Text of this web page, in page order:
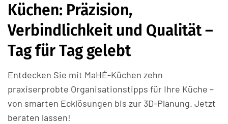
Küchen: Präzision,
Verbindlichkeit und Qualität –
Tag für Tag gelebt
Entdecken Sie mit MaHÉ-Küchen zehn
praxiserprobte Organisationstipps für Ihre Küche –
von smarten Ecklösungen bis zur 3D-Planung. Jetzt
beraten lassen!